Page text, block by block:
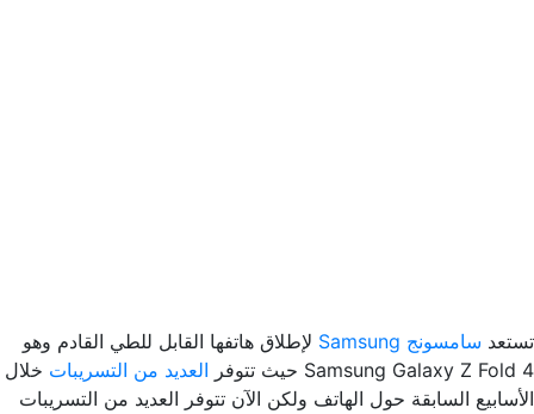
تستعد سامسونج Samsung
لإطلاق هاتفها القابل للطي القادم وهو
Samsung Galaxy Z Fold 4 حيث تتوفر
العديد من التسريبات خلال
الأسابيع السابقة حول الهاتف ولكن الآن تتوفر العديد من التسريبات